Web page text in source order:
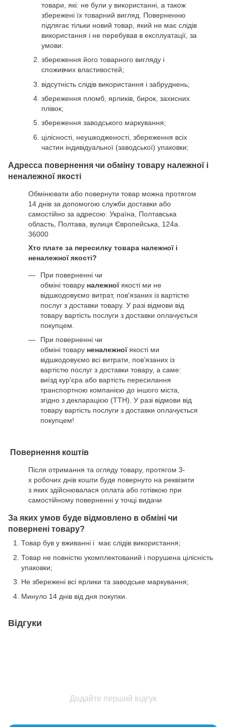
товари, які: не були у використанні, а також
збережені їх товарний вигляд. Поверненню
підлягає тільки новий товар, який не має слідів
використання і не перебував в експлуатації, за
умови:
збереження його товарного вигляду і
споживчих властивостей;
відсутність слідів використання і забруднень;
збереження пломб, ярликів, бирок, захисних
плівок;
збереження заводського маркування;
цілісності, неушкодженості, збереження всіх
частин індивідуальної (заводської) упаковки;
Адресса повернення чи обміну товару належної і
неналежної якості
Обмінювати або повернути товар можна протягом
14 днів за допомогою служби доставки або
самостійно за адресою: Україна, Полтавська
область, Полтава, вулиця Європейська, 124а.
36000
Хто плате за пересилку товара належної і
неналежної якості?
При поверненні чи
обміні товару належноїякості ми не
відшкодовуємо витрат, пов'язаних із вартістю
послуг з доставки товару. У разі відмови від
товару вартість послуги з доставки оплачується
покупцем.
При поверненні чи
обміні товару неналежноїякості ми
відшкодовуємо всі витрати, пов'язаних із
вартістю послуг з доставки товару, а саме:
виїзд кур'єра або вартість пересилання
транспортною компанією до іншого міста,
згідно з декларацією (ТТН). У разі відмови від
товару вартість послуги з доставки оплачується
покупцем!
Повернення коштів
Після отримання та огляду товару, протягом 3-
х робочих днів кошти буде повернуто на реквізити
з яких здійснювалася оплата або готівкою при
самостійному поверненні у точці видачи
За яких умов буде відмовлено в обміні чи
повернені товару?
Товар був у вживанні і має слідів використання;
Товар не повністю укомплектований і порушена цілісність
упаковки;
Не збережені всі ярлики та заводське маркування;
Минуло 14 днів від дня покупки.
Відгуки
Додайте перший відгук